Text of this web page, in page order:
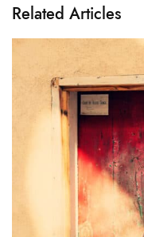
Related Articles